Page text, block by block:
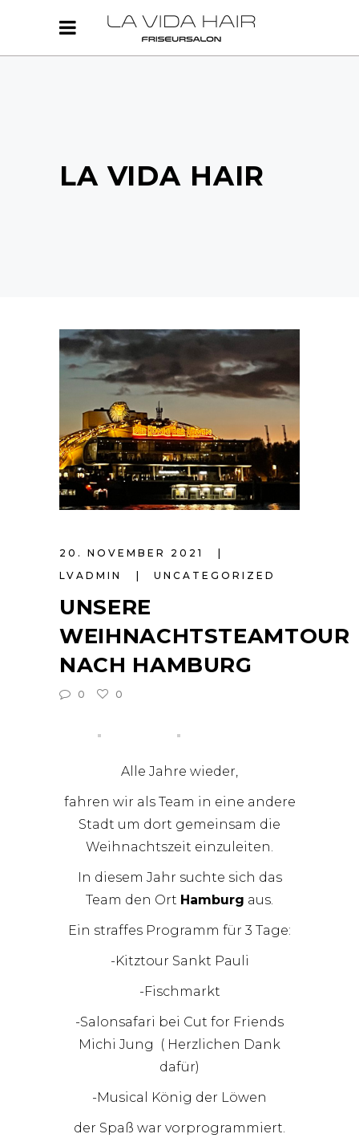
LA VIDA HAIR
20. NOVEMBER 2021
LVADMIN
UNCATEGORIZED
UNSERE
WEIHNACHTSTEAMTOUR
NACH HAMBURG
0 0
Alle Jahre wieder,
fahren wir als Team in eine andere
Stadt um dort gemeinsam die
Weihnachtszeit einzuleiten.
In diesem Jahr suchte sich das
Team den Ort Hamburg aus.
Ein straffes Programm für 3 Tage:
-Kitztour Sankt Pauli
-Fischmarkt
-Salonsafari bei Cut for Friends
Michi Jung ( Herzlichen Dank
dafür)
-Musical König der Löwen
der Spaß war vorprogrammiert.